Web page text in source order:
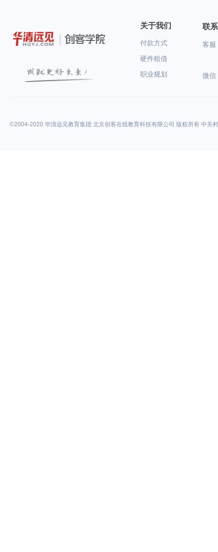
关于我们
付款方式
硬件租借
职业规划
联
客服
微信
©2004-2020 华清远见教育集团 北京创客在线教育科技有限公司 版权所有 中关